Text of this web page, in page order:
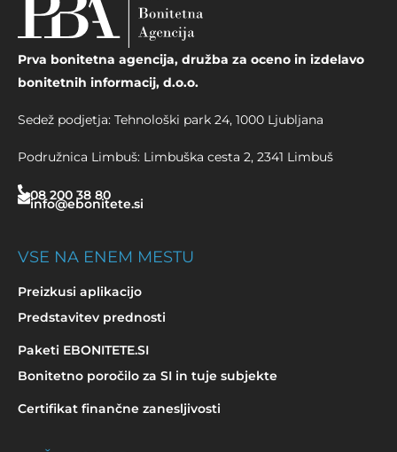
Prva bonitetna agencija, družba za oceno in izdelavo
bonitetnih informacij, d.o.o.
Sedež podjetja: Tehnološki park 24, 1000 Ljubljana
Podružnica Limbuš: Limbuška cesta 2, 2341 Limbuš
08 200 38 80
info@ebonitete.si
VSE NA ENEM MESTU
Preizkusi aplikacijo
Predstavitev prednosti
Paketi EBONITETE.SI
Bonitetno poročilo za SI in tuje subjekte
Certifikat finančne zanesljivosti